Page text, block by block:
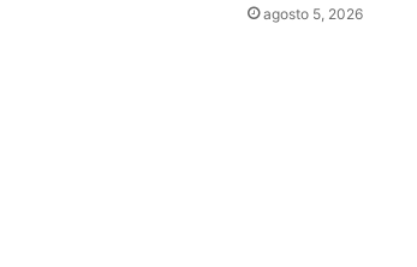
agosto 5, 2026